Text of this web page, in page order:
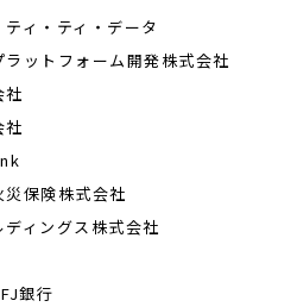
ィ・ティ・データ
フォーム開発株式会社
険株式会社
グス株式会社
行